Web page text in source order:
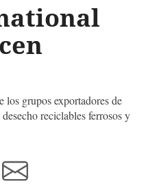
los grupos exportadores de
reciclables ferrosos y